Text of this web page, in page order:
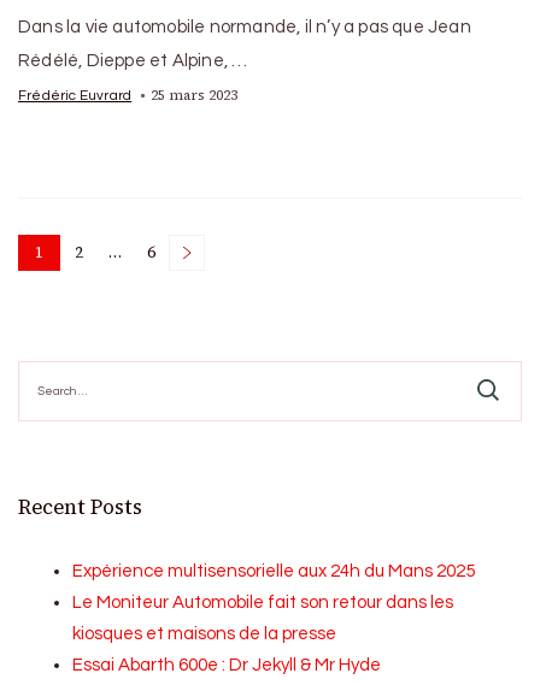
Dans la vie automobile normande, il n’y a pas que Jean
Rédélé, Dieppe et Alpine, …
Frédéric Euvrard 25 mars 2023
Posts
Page
1 Page
2 … Page
6
for:
Recent Posts
Expérience multisensorielle aux 24h du Mans 2025
Le Moniteur Automobile fait son retour dans les
kiosques et maisons de la presse
Essai Abarth 600e : Dr Jekyll & Mr Hyde